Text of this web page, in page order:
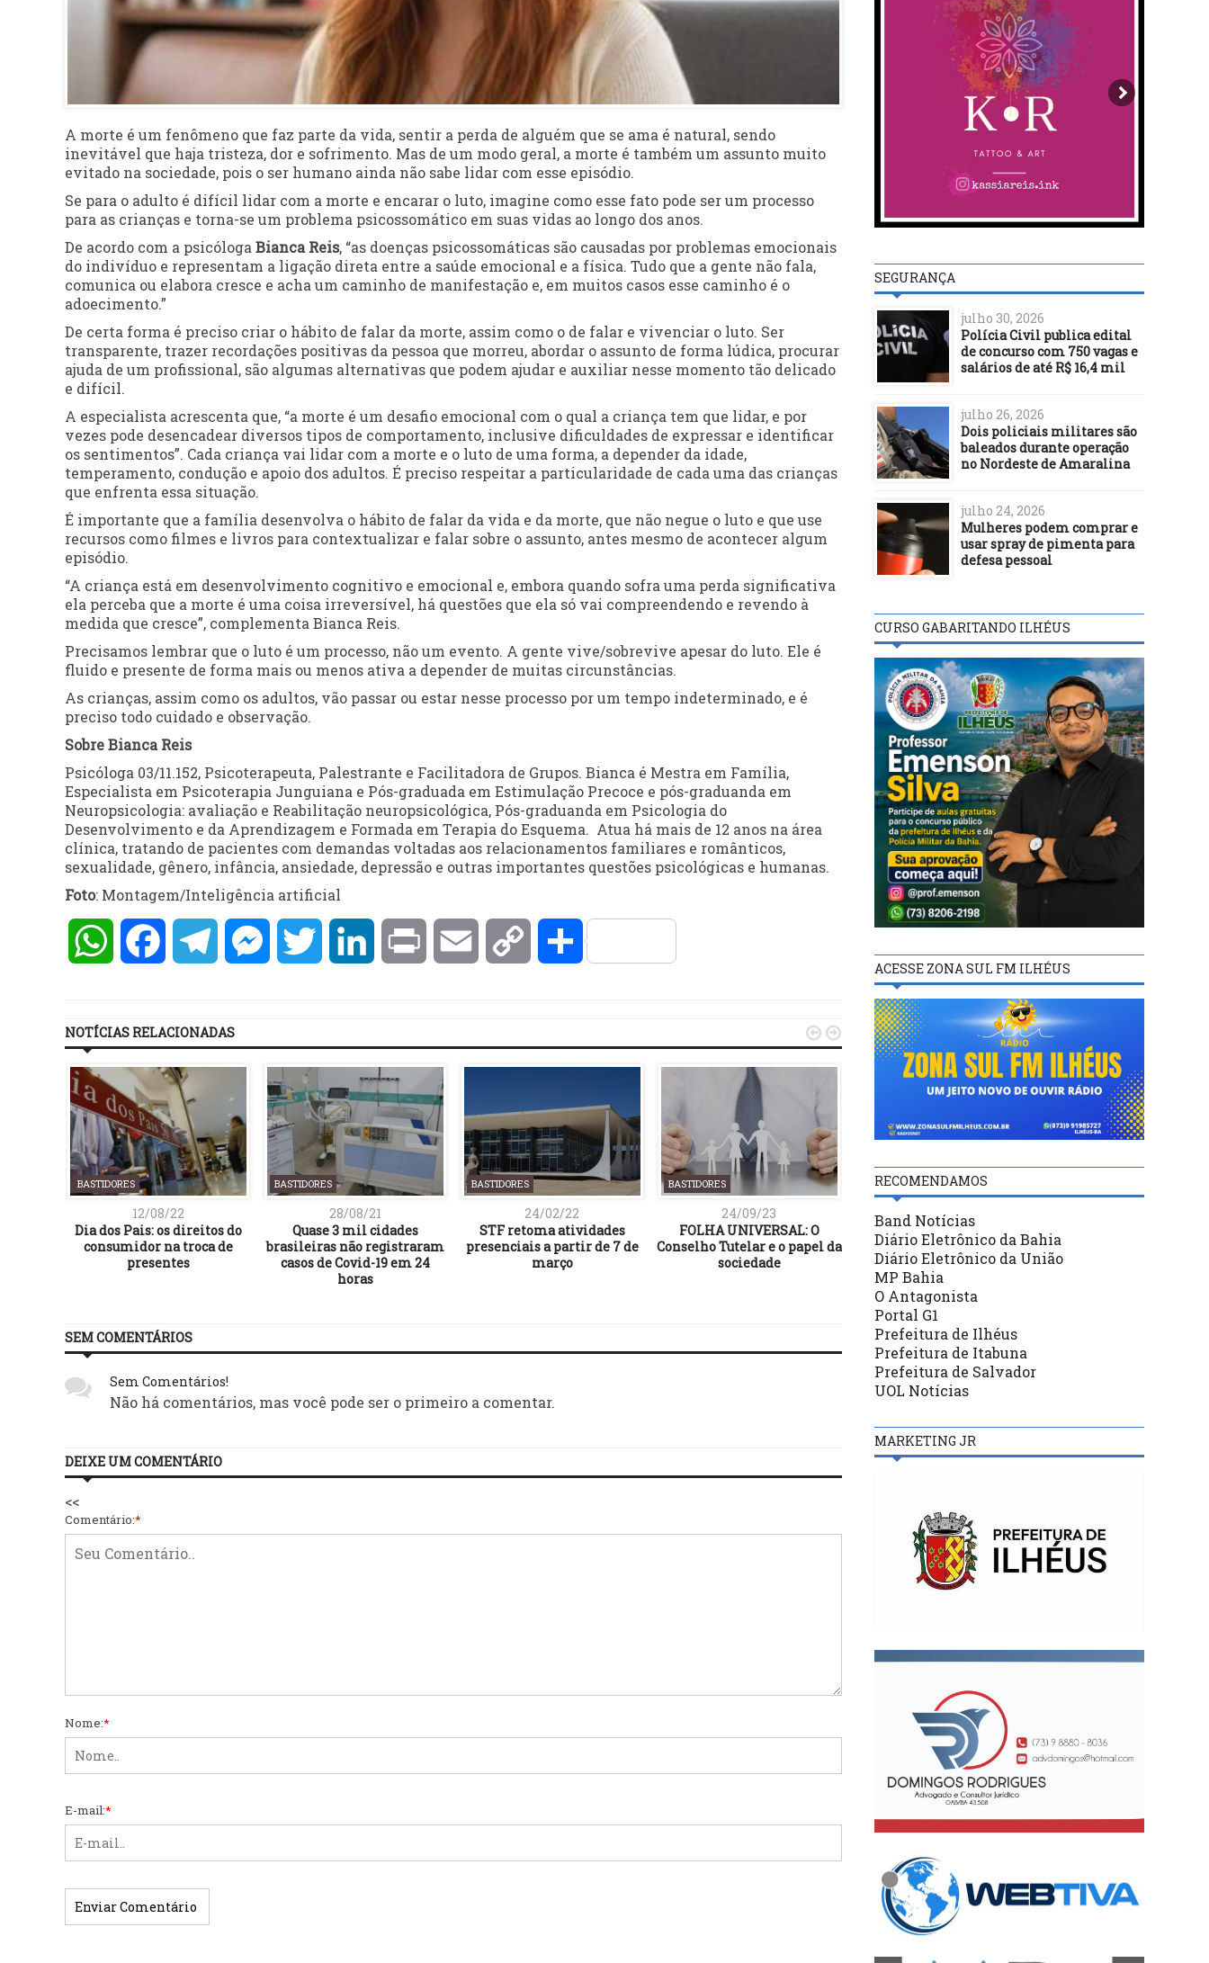
A morte é um fenômeno que faz parte da vida, sentir a perda de alguém que se ama é natural, sendo
inevitável que haja tristeza, dor e sofrimento. Mas de um modo geral, a morte é também um assunto muito
evitado na sociedade, pois o ser humano ainda não sabe lidar com esse episódio.
Se para o adulto é difícil lidar com a morte e encarar o luto, imagine como esse fato pode ser um processo
para as crianças e torna-se um problema psicossomático em suas vidas ao longo dos anos.
De acordo com a psicólogaBianca Reis, “as doenças psicossomáticas são causadas por problemas emocionais
do indivíduo e representam a ligação direta entre a saúde emocional e a física. Tudo que a gente não fala,
comunica ou elabora cresce e acha um caminho de manifestação e, em muitos casos esse caminho é o
adoecimento.”
De certa forma é preciso criar o hábito de falar da morte, assim como o de falar e vivenciar o luto. Ser
transparente, trazer recordações positivas da pessoa que morreu, abordar o assunto de forma lúdica, procurar
ajuda de um profissional, são algumas alternativas que podem ajudar e auxiliar nesse momento tão delicado
e difícil.
A especialista acrescenta que, “a morte é um desafio emocional com o qual a criança tem que lidar, e por
vezes pode desencadear diversos tipos de comportamento, inclusive dificuldades de expressar e identificar
os sentimentos”. Cada criança vai lidar com a morte e o luto de uma forma, a depender da idade,
temperamento, condução e apoio dos adultos. É preciso respeitar a particularidade de cada uma das crianças
que enfrenta essa situação.
É importante que a família desenvolva o hábito de falar da vida e da morte, que não negue o luto e que use
recursos como filmes e livros para contextualizar e falar sobre o assunto, antes mesmo de acontecer algum
episódio.
“A criança está em desenvolvimento cognitivo e emocional e, embora quando sofra uma perda significativa
ela perceba que a morte é uma coisa irreversível, há questões que ela só vai compreendendo e revendo à
medida que cresce”, complementa Bianca Reis.
Precisamos lembrar que o luto é um processo, não um evento. A gente vive/sobrevive apesar do luto. Ele é
fluido e presente de forma mais ou menos ativa a depender de muitas circunstâncias.
As crianças, assim como os adultos, vão passar ou estar nesse processo por um tempo indeterminado, e é
preciso todo cuidado e observação.
Sobre Bianca Reis
Psicóloga 03/11.152, Psicoterapeuta, Palestrante e Facilitadora de Grupos. Bianca é Mestra em Família,
Especialista em Psicoterapia Junguiana e Pós-graduada em Estimulação Precoce e pós-graduanda em
Neuropsicologia: avaliação e Reabilitação neuropsicológica, Pós-graduanda em Psicologia do
Desenvolvimento e da Aprendizagem e Formada em Terapia do Esquema. Atua há mais de 12 anos na área
clínica, tratando de pacientes com demandas voltadas aos relacionamentos familiares e românticos,
sexualidade, gênero, infância, ansiedade, depressão e outras importantes questões psicológicas e humanas.
Foto: Montagem/Inteligência artificial
WhatsAppFacebookTelegramMessengerTwitter LinkedInPrint Email Copy Compartilhar
NOTÍCIAS RELACIONADAS
BASTIDORES
12/08/22
Dia dos Pais: os direitos do
consumidor na troca de
presentes
BASTIDORES
28/08/21
Quase 3 mil cidades
brasileiras não registraram
casos de Covid-19 em 24
horas
BASTIDORES
24/02/22
STF retoma atividades
presenciais a partir de 7 de
março
BASTIDORES
24/09/23
FOLHA UNIVERSAL: O
Conselho Tutelar e o papel da
sociedade
BASTIDORES
17/02/21
ENTENDA DE UMA VEZ POR
TODAS – ARTIGOS, INCISOS,
PARÁGRAFOS
BASTIDORES
09/01/19
busca novos
 
SEM COMENTÁRIOS
Sem Comentários!
Não há comentários, mas você pode ser o primeiro a comentar.
DEIXE UM COMENTÁRIO
<<
Comentário:*
Nome:*
E-mail:*
SEGURANÇA
julho 30, 2026
Polícia Civil publica edital
de concurso com 750 vagas e
salários de até R$ 16,4 mil
julho 26, 2026
Dois policiais militares são
baleados durante operação
no Nordeste de Amaralina
julho 24, 2026
Mulheres podem comprar e
usar spray de pimenta para
defesa pessoal
CURSO GABARITANDO ILHÉUS
ACESSE ZONA SUL FM ILHÉUS
RECOMENDAMOS
Band Notícias
Diário Eletrônico da Bahia
Diário Eletrônico da União
MP Bahia
O Antagonista
Portal G1
Prefeitura de Ilhéus
Prefeitura de Itabuna
Prefeitura de Salvador
UOL Notícias
MARKETING JR